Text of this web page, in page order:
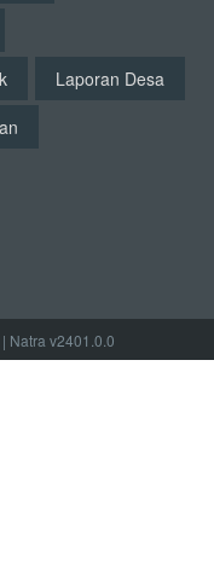
Laporan Desa
| Natra v2401.0.0